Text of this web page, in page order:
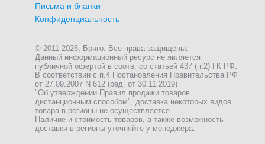
Письма и бланки
Конфиденциальность
© 2011-2026, Бриго. Все права защищены.
Данный информационный ресурс не является
публичной офертой в соотв. со статьей 437 (п.2) ГК РФ.
В соответствии с п.4 Постановления Правительства РФ
от 27.09.2007 N 612 (ред. от 30.11.2019)
"Об утверждении Правил продажи товаров
дистанционным способом", доставка некоторых видов
товара в регионы не осуществляется.
Наличие и стоимость товаров, а также возможность
доставки в регионы уточняйте у менеджера.